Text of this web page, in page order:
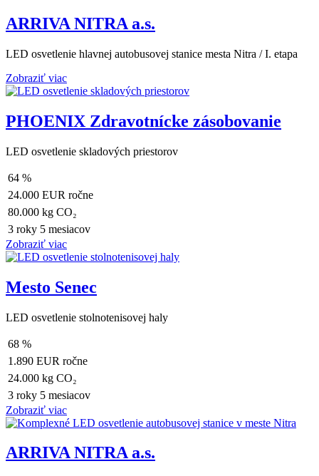
ARRIVA NITRA a.s.
LED osvetlenie hlavnej autobusovej stanice mesta Nitra / I. etapa
Zobraziť viac
PHOENIX Zdravotnícke zásobovanie
LED osvetlenie skladových priestorov
64 %
24.000 EUR ročne
80.000 kg CO₂
3 roky 5 mesiacov
Zobraziť viac
Mesto Senec
LED osvetlenie stolnotenisovej haly
68 %
1.890 EUR ročne
24.000 kg CO₂
3 roky 5 mesiacov
Zobraziť viac
ARRIVA NITRA a.s.